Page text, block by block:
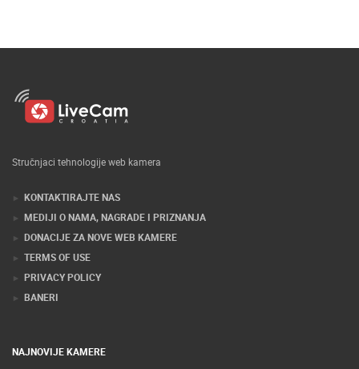
Stručnjaci tehnologije web kamera
KONTAKTIRAJTE NAS
MEDIJI O NAMA, NAGRADE I PRIZNANJA
DONACIJE ZA NOVE WEB KAMERE
TERMS OF USE
PRIVACY POLICY
BANERI
NAJNOVIJE KAMERE